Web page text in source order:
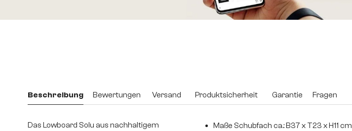
Beschreibung Bewertungen Versand Produktsicherheit Garantie Fragen
Das Lowboard Solu aus nachhaltigem
Maße Schubfach ca.: B37 x T23 x H11 cm